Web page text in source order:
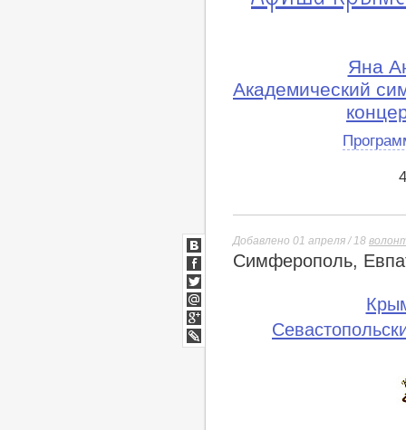
Яна
Академический
Добавлено 01 апреля / 18
Симферополь,
ВКонтакте
Facebook
Twitter
Мой
Мир
Google+
lj